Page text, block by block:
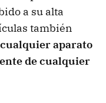
a su alta
también
aparato
de cualquier